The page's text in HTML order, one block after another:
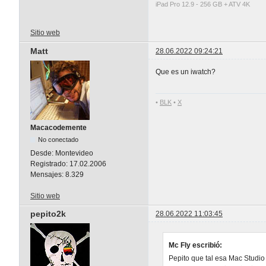
iPad Pro 12.9 - 256 GB + ATV 4K
Sitio web
Matt 28.06.2022 09:24:21
Macacodemente
No conectado
Desde: Montevideo
Registrado: 17.02.2006
Mensajes: 8.329
Que es un iwatch?
• BLK • X
Sitio web
pepito2k 28.06.2022 11:03:45
Mc Fly escribió:
Pepito que tal esa Mac